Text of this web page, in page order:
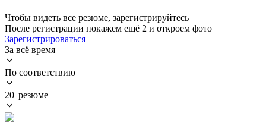
Чтобы видеть все резюме, зарегистрируйтесь
После регистрации покажем ещё 2 и откроем фото
Зарегистрироваться
За всё время
По соответствию
20 резюме